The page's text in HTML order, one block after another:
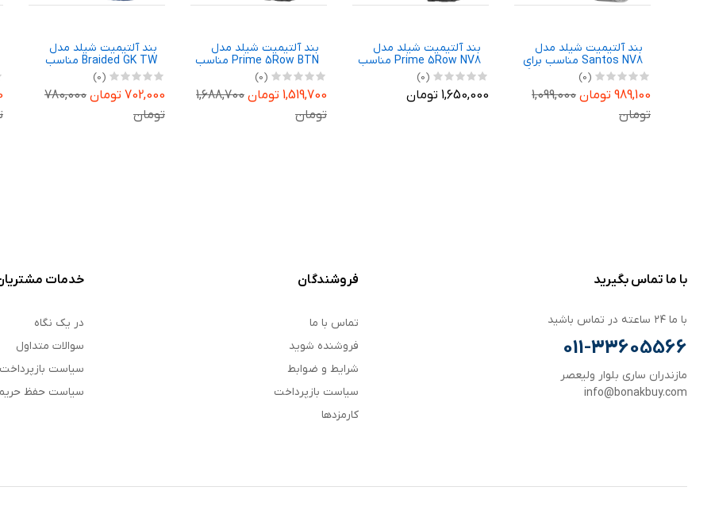
بند آلتیمیت شیلد مدل
Santos NV8 مناسب برای
ساعت هوشمند سامسونگ
Galaxy Watch 8 40mm
(0)
989,100 تومان
1,099,000
تومان
بند آلتیمیت شیلد مدل
Prime 5Row NV8 مناسب
برای ساعت هوشمند
سامسونگ Galaxy Watch 8
44mm
(0)
1,650,000 تومان
بند آلتیمیت شیلد مدل
Prime 5Row BTN مناسب
برای ساعت هوشمند
سامسونگ Galaxy Watch 7
40mm
(0)
1,519,700 تومان
1,688,700
تومان
بند آلتیمیت شیلد مدل
Braided GK TW مناسب
برای ساعت هوشمند
گلوریمی GX SPORT / GX
Race 22mm
(0)
702,000 تومان
780,000
تومان
با ما تماس بگیرید
با ما ۲۴ ساعته در تماس باشید
011-33605566
مازندران ساری بلوار ولیعصر
info@bonakbuy.com
فروشندگان
تماس با ما
فروشنده شوید
شرایط و ضوابط
سیاست بازپرداخت
کارمزدها
خدمات
در یک نگاه
سوالات متداول
سیاست بازپرداخت
سیاست حفظ